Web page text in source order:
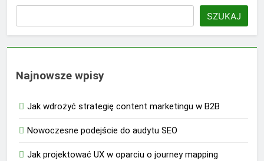
SZUKAJ
Najnowsze wpisy
Jak wdrożyć strategię content marketingu w B2B
Nowoczesne podejście do audytu SEO
Jak projektować UX w oparciu o journey mapping